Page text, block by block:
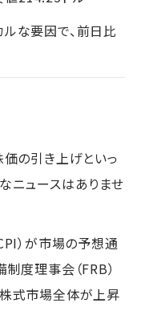
な要因で、前日比
の引き上げといっ
ニュースはありませ
）が市場の予想通
度理事会（FRB）
式市場全体が上昇